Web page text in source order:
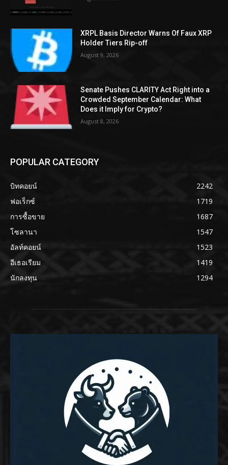
XRPL Basis Director Warns Of Faux XRP
Holder Tiers Rip-off
August 9, 2026
Senate Pushes CLARITY Act Right into a
Crowded September Calendar: What
Does it Imply for Crypto?
August 8, 2026
POPULAR CATEGORY
บิทคอยน์
2242
ฟอเร็กซ์
1719
การซื้อขาย
1687
โซลานา
1547
อัลท์คอยน์
1523
อีเธอเรียม
1419
นักลงทุน
1294